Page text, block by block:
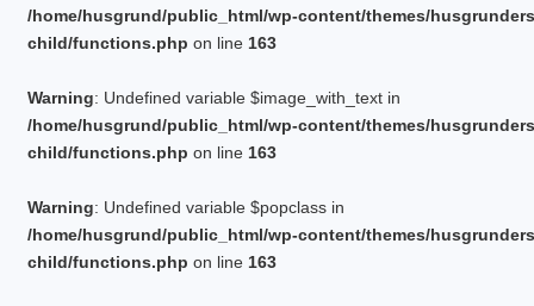
/home/husgrund/public_html/wp-content/themes/
child/functions.php on line 163
Warning: Undefined variable $image_with_text in
/home/husgrund/public_html/wp-content/themes/
child/functions.php on line 163
Warning: Undefined variable $popclass in
/home/husgrund/public_html/wp-content/themes/
child/functions.php on line 163